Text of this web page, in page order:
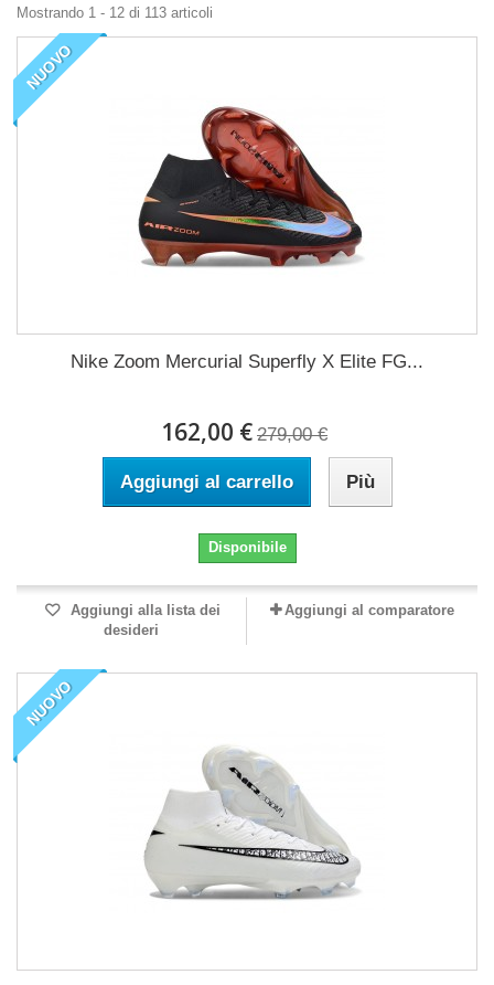
Mostrando 1 - 12 di 113 articoli
NUOVO
Nike Zoom Mercurial Superfly X Elite FG...
162,00 € 279,00 €
Aggiungi al carrello Più
Disponibile
Aggiungi alla lista dei
desideri
Aggiungi al comparatore
NUOVO